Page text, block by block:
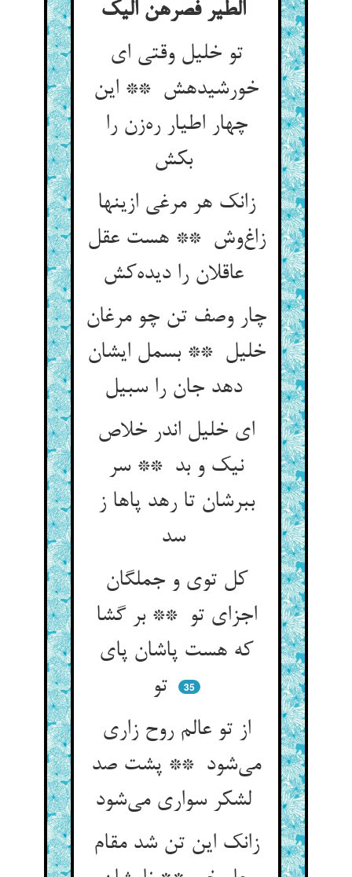
الطیر فصرهن الیک
تو خلیل وقتی ای
خورشیدهش ** این
چهار اطیار ره‌زن را
بکش
زانک هر مرغی ازینها
زاغ‌وش ** هست عقل
عاقلان را دیده‌کش
چار وصف تن چو مرغان
خلیل ** بسمل ایشان
دهد جان را سبیل
ای خلیل اندر خلاص
نیک و بد ** سر
ببرشان تا رهد پاها ز
سد
کل توی و جملگان
اجزای تو ** بر گشا
که هست پاشان پای
تو
35
از تو عالم روح زاری
می‌شود ** پشت صد
لشکر سواری می‌شود
زانک این تن شد مقام